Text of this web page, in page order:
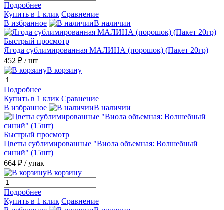
Подробнее
Купить в 1 клик Сравнение
В избранное
В наличии
Быстрый просмотр
Ягода сублимированная МАЛИНА (порошок) (Пакет 20гр)
452 ₽ / шт
В корзину
Подробнее
Купить в 1 клик Сравнение
В избранное
В наличии
Быстрый просмотр
Цветы сублимированные "Виола объемная: Волшебный
синий" (15шт)
664 ₽ / упак
В корзину
Подробнее
Купить в 1 клик Сравнение